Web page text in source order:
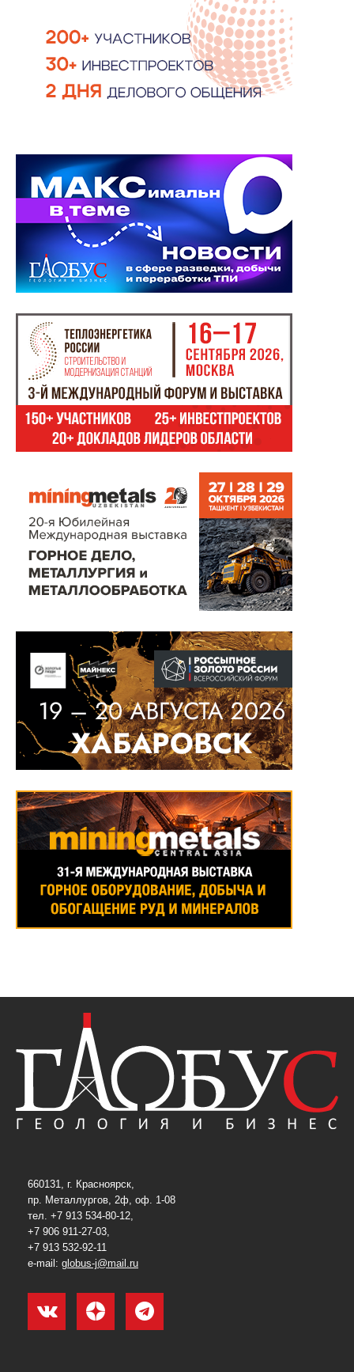
660131, г. Красноярск,
пр. Металлургов, 2ф, оф. 1-08
тел. +7 913 534-80-12,
+7 906 911-27-03,
+7 913 532-92-11
e-mail: globus-j@mail.ru